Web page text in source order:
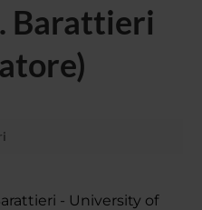
Barattieri
- University of